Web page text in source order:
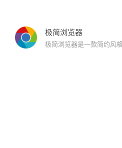
极简浏览器